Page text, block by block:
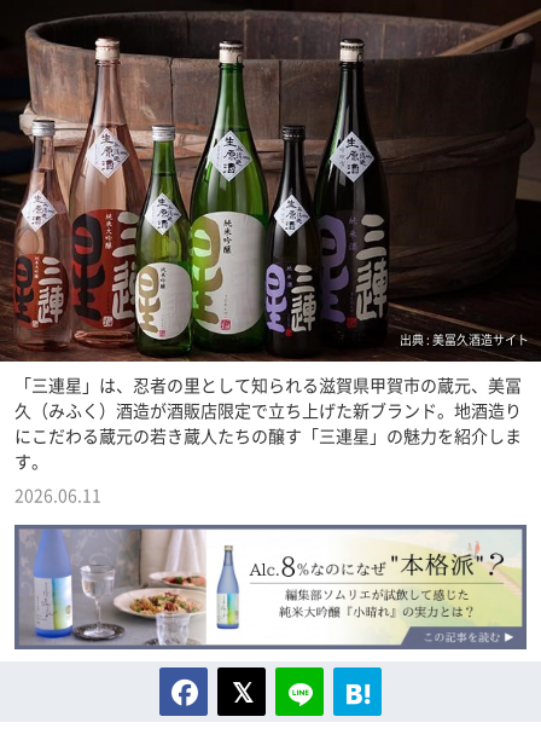
出典 : 美冨久酒造サイト
「三連星」は、忍者の里として知られる滋賀県甲賀市の蔵元、美冨
久（みふく）酒造が酒販店限定で立ち上げた新ブランド。地酒造り
にこだわる蔵元の若き蔵人たちの醸す「三連星」の魅力を紹介しま
す。
2026.06.11